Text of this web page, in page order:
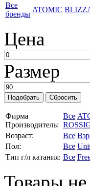
Все
бренды
ATOMIC
Цена
Размер
Фирма
Производитель:
Все
Возраст:
Все
Пол:
Все
Тип г/л катания: Все
Товары